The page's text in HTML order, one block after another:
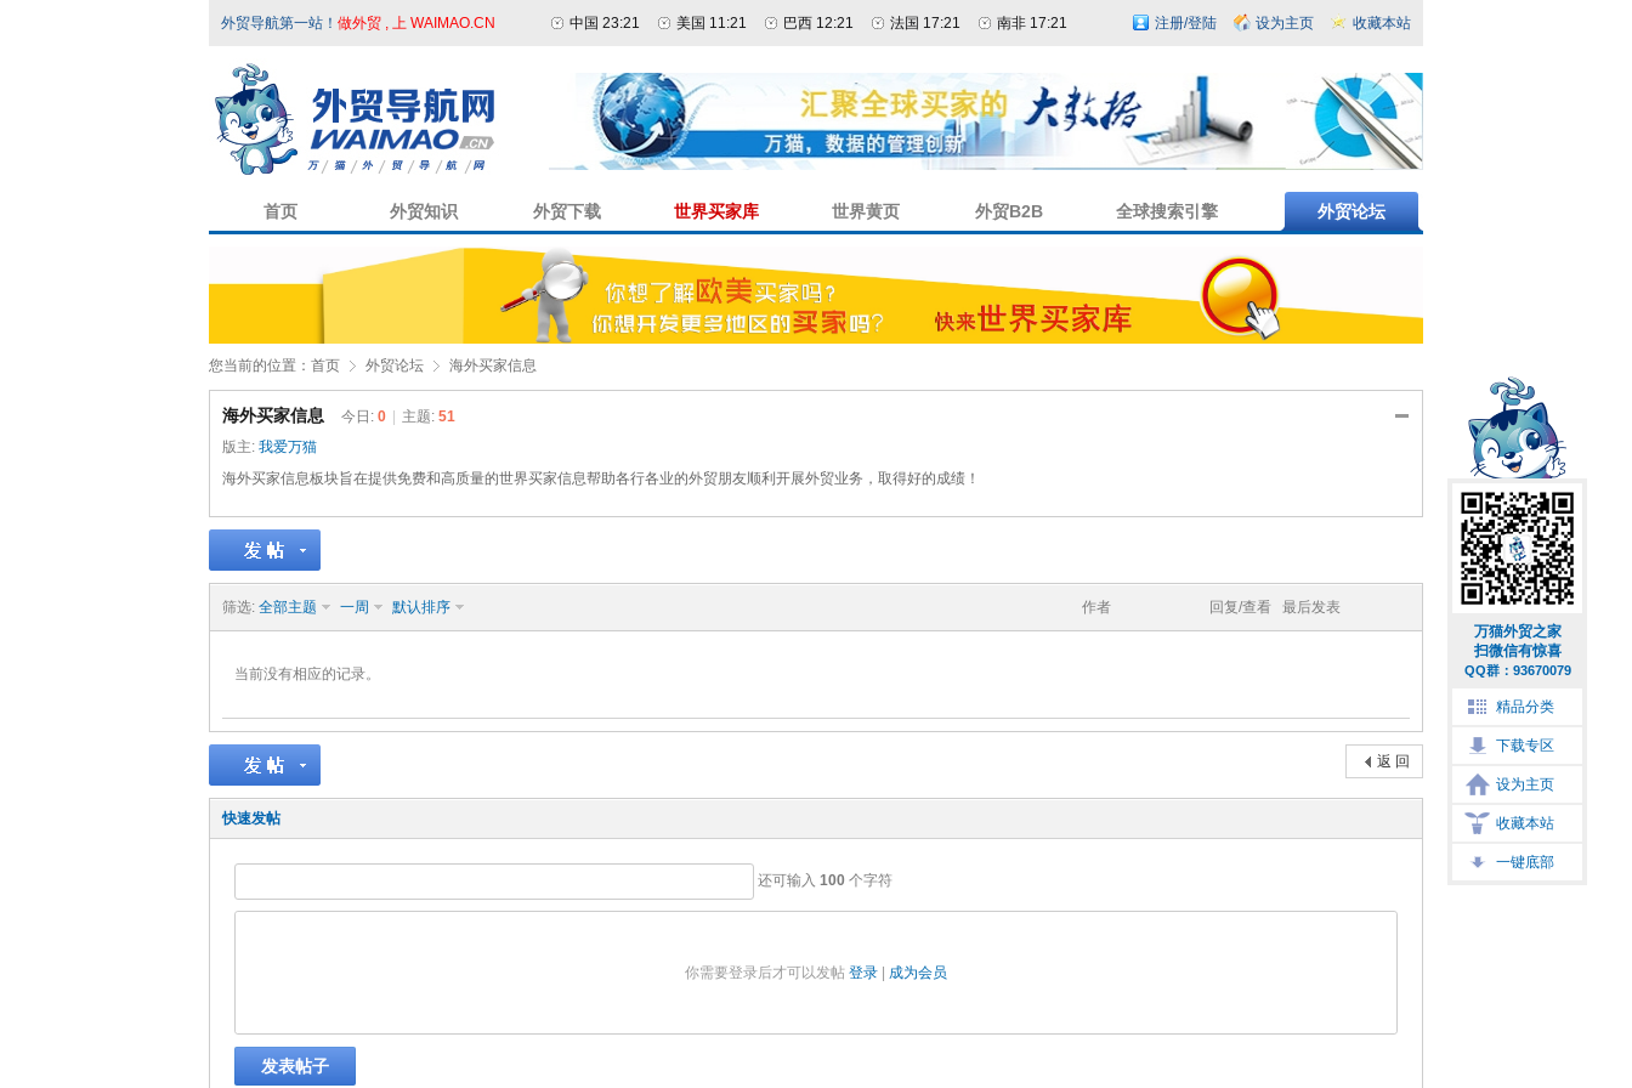
万猫外贸之家
扫微信有惊喜
QQ群：93670079
精品分类
下载专区
设为主页
收藏本站
一键底部
外贸导航第一站！ 做外贸 , 上 WAIMAO.CN 中国 23:21 美国 11:21 巴西 12:21 法国 17:21 南非 17:21 注册/登陆 设为主页 收藏本站
首页 外贸知识 外贸下载 世界买家库 世界黄页 外贸B2B 全球搜索引擎 外贸论坛
您当前的位置： 首页 外贸论坛 海外买家信息
海外买家信息 今日: 0 主题: 51
版主: 我爱万猫
海外买家信息板块旨在提供免费和高质量的世界买家信息帮助各行各业的外贸朋友顺利开展外贸业务，取得好的成绩！
筛选: 全部主题 一周 默认排序 作者 回复/查看 最后发表
当前没有相应的记录。
返 回
快速发帖
还可输入 100 个字符
你需要登录后才可以发帖 登录 成为会员
发表帖子